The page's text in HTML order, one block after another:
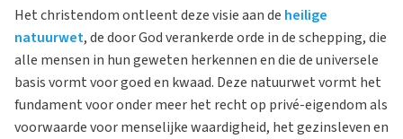
Het christendom ontleent deze visie aan de heilige
natuurwet, de door God verankerde orde in de schepping, die
alle mensen in hun geweten herkennen en die de universele
basis vormt voor goed en kwaad. Deze natuurwet vormt het
fundament voor onder meer het recht op privé-eigendom als
voorwaarde voor menselijke waardigheid, het gezinsleven en